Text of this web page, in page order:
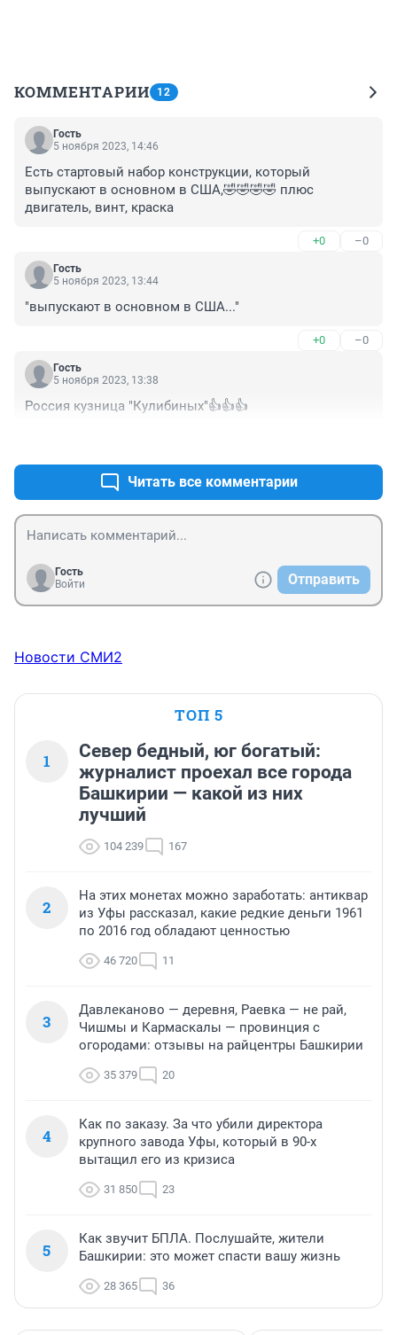
КОММЕНТАРИИ 12
Гость
5 ноября 2023, 14:46
Есть стартовый набор конструкции, который
выпускают в основном в США,🤣🤣🤣🤣 плюс
двигатель, винт, краска
+0 –0
Гость
5 ноября 2023, 13:44
"выпускают в основном в США..."
+0 –0
Гость
5 ноября 2023, 13:38
Россия кузница "Кулибиных"👍👍👍
Читать все комментарии
Гость
Войти
Отправить
Новости СМИ2
ТОП 5
1
Север бедный, юг богатый:
журналист проехал все города
Башкирии — какой из них
лучший
104 239 167
2
На этих монетах можно заработать: антиквар
из Уфы рассказал, какие редкие деньги 1961
по 2016 год обладают ценностью
46 720 11
3
Давлеканово — деревня, Раевка — не рай,
Чишмы и Кармаскалы — провинция с
огородами: отзывы на райцентры Башкирии
35 379 20
4
Как по заказу. За что убили директора
крупного завода Уфы, который в 90-х
вытащил его из кризиса
31 850 23
5
Как звучит БПЛА. Послушайте, жители
Башкирии: это может спасти вашу жизнь
28 365 36